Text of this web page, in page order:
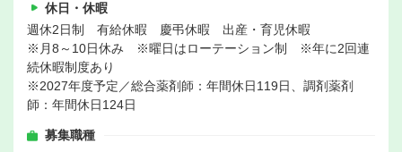
休日・休暇
週休2日制 有給休暇 慶弔休暇 出産・育児休暇
※月8～10日休み ※曜日はローテーション制 ※年に2回連
続休暇制度あり
※2027年度予定／総合薬剤師：年間休日119日、調剤薬剤
師：年間休日124日
募集職種